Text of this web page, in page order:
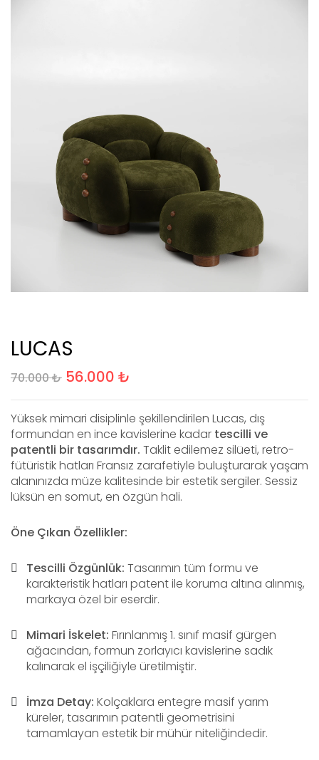
LUCAS
70.000₺ 56.000 ₺
Yüksek mimari disiplinle şekillendirilen Lucas, dış
formundan en ince kavislerine kadar tescilli ve
patentli bir tasarımdır. Taklit edilemez silüeti, retro-
fütüristik hatları Fransız zarafetiyle buluşturarak yaşam
alanınızda müze kalitesinde bir estetik sergiler. Sessiz
lüksün en somut, en özgün hali.
Öne Çıkan Özellikler:
Tescilli Özgünlük: Tasarımın tüm formu ve
karakteristik hatları patent ile koruma altına alınmış,
markaya özel bir eserdir.
Mimari İskelet: Fırınlanmış 1. sınıf masif gürgen
ağacından, formun zorlayıcı kavislerine sadık
kalınarak el işçiliğiyle üretilmiştir.
İmza Detay: Kolçaklara entegre masif yarım
küreler, tasarımın patentli geometrisini
tamamlayan estetik bir mühür niteliğindedir.